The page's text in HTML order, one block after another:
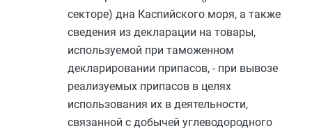
секторе) дна Каспийского моря, а также
сведения из декларации на товары,
используемой при таможенном
декларировании припасов, - при вывозе
реализуемых припасов в целях
использования их в деятельности,
связанной с добычей углеводородного